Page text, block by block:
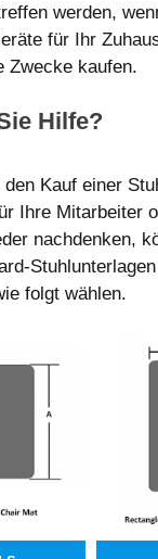
werden,
für Ihr
Zwecke kaufen.
Hilfe?
Kauf einer
Ihre Mitarbeiter
nachdenken,
folgt wählen.